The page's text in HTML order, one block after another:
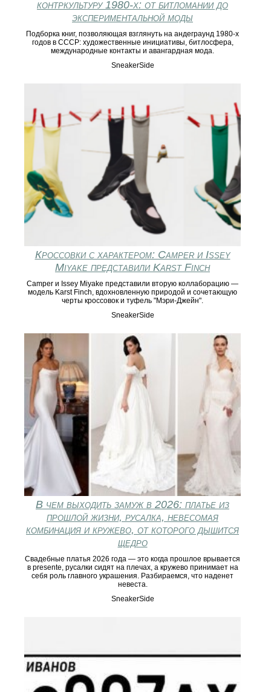
контркультуру 1980‑х: от битломании до
экспериментальной моды
Подборка книг, позволяющая взглянуть на андеграунд 1980‑х
годов в СССР: художественные инициативы, битлосфера,
международные контакты и авангардная мода.
SneakerSide
Кроссовки с характером: Camper и Issey
Miyake представили Karst Finch
Camper и Issey Miyake представили вторую коллаборацию —
модель Karst Finch, вдохновленную природой и сочетающую
черты кроссовок и туфель "Мэри-Джейн".
SneakerSide
В чем выходить замуж в 2026: платье из
прошлой жизни, русалка, невесомая
комбинация и кружево, от которого дышится
щедро
Свадебные платья 2026 года — это когда прошлое врывается
в presente, русалки сидят на плечах, а кружево принимает на
себя роль главного украшения. Разбираемся, что наденет
невеста.
SneakerSide